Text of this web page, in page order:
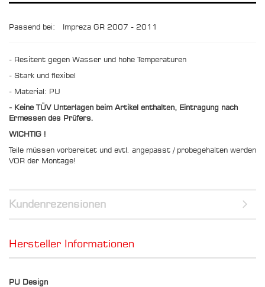
Passend bei: Impreza GR 2007 - 2011
- Resitent gegen Wasser und hohe Temperaturen
- Stark und flexibel
- Material: PU
- Keine TÜV Unterlagen beim Artikel enthalten, Eintragung nach
Ermessen des Prüfers.
WICHTIG !
Teile müssen vorbereitet und evtl. angepasst / probegehalten werden
VOR der Montage!
Kundenrezensionen
Hersteller Informationen
PU Design